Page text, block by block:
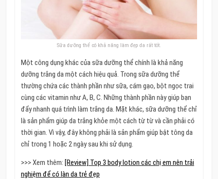
Sữa dưỡng thể có khả năng làm đẹp da rất tốt.
Một công dụng khác của sữa dưỡng thể chính là khả năng
dưỡng trắng da một cách hiệu quả. Trong sữa dưỡng thể
thường chứa các thành phần như sữa, cám gạo, bột ngọc trai
cùng các vitamin như A, B, C. Những thành phần này giúp bạn
đẩy nhanh quá trình làm trắng da. Mặt khác, sữa dưỡng thể chỉ
là sản phẩm giúp da trắng khỏe một cách từ từ và cần phải có
thời gian. Vì vậy, đây không phải là sản phẩm giúp bật tông da
chỉ trong 1 hoặc 2 ngày sau khi sử dụng.
>>> Xem thêm: [Review] Top 3 body lotion các chị em nên trải
nghiệm để có làn da trẻ đẹp